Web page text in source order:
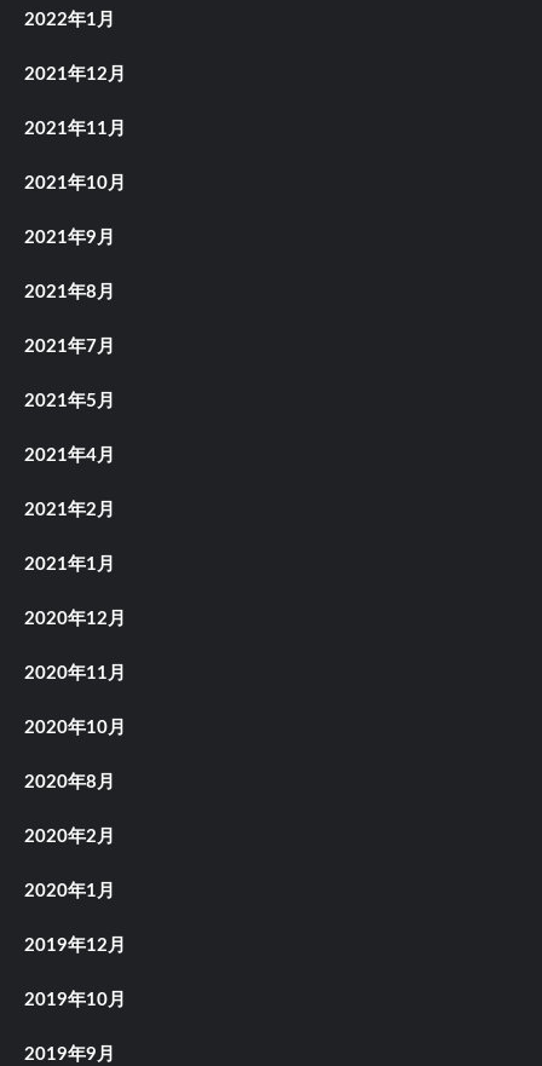
2022年1月
2021年12月
2021年11月
2021年10月
2021年9月
2021年8月
2021年7月
2021年5月
2021年4月
2021年2月
2021年1月
2020年12月
2020年11月
2020年10月
2020年8月
2020年2月
2020年1月
2019年12月
2019年10月
2019年9月